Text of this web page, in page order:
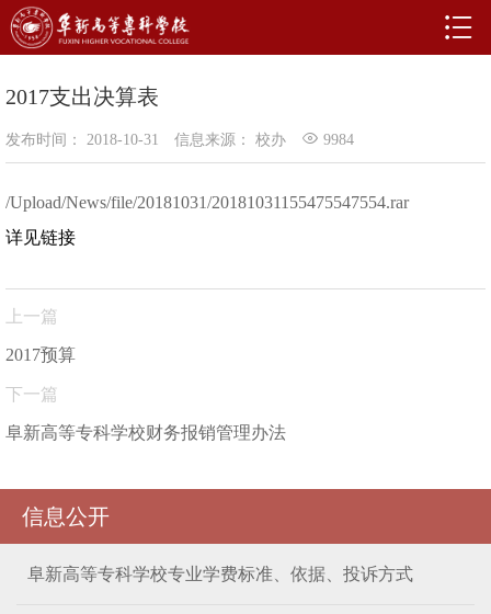
2017支出决算表
发布时间： 2018-10-31 信息来源： 校办 9984
/Upload/News/file/20181031/20181031155475547554.rar
详见链接
上一篇
2017预算
下一篇
阜新高等专科学校财务报销管理办法
信息公开
阜新高等专科学校专业学费标准、依据、投诉方式